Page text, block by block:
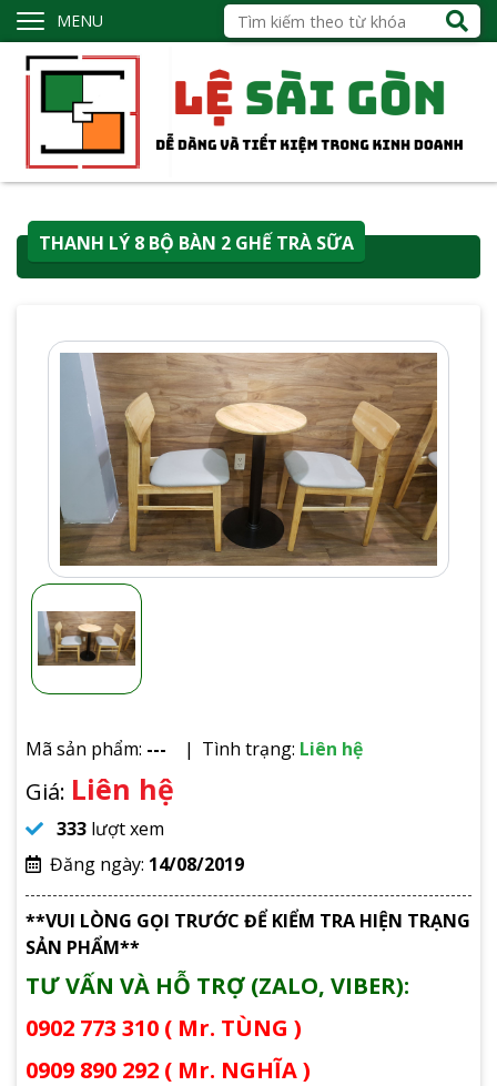
MENU
THANH LÝ 8 BỘ BÀN 2 GHẾ TRÀ SỮA
Mã sản phẩm: --- Tình trạng: Liên hệ
Giá: Liên hệ
333 lượt xem
Đăng ngày: 14/08/2019
**VUI LÒNG GỌI TRƯỚC ĐỂ KIỂM TRA HIỆN TRẠNG
SẢN PHẨM**
TƯ VẤN VÀ HỖ TRỢ (ZALO, VIBER):
0902 773 310 ( Mr. TÙNG )
0909 890 292 ( Mr. NGHĨA )